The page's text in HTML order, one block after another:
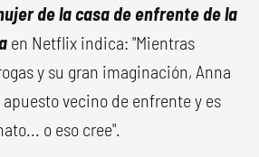
de la casa de enfrente de la
en Netflix indica: "Mientras
y su gran imaginación, Anna
vecino de enfrente y es
o eso cree".